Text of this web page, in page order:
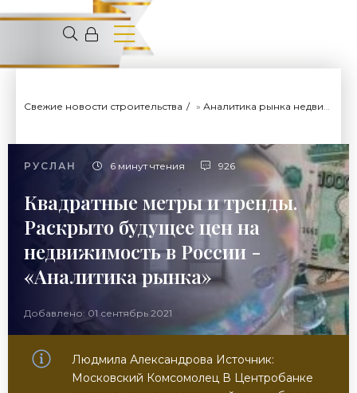
Свежие новости строительства » Аналитика рынка недвижимости
РУСЛАН 6 минут чтения 926
Квадратные метры и тренды.
Раскрыто будущее цен на
недвижимость в России -
«Аналитика рынка»
Добавлено: 01 сентябрь 2021
Людмила Александрова Источник:
Московский Комсомолец В Центробанке